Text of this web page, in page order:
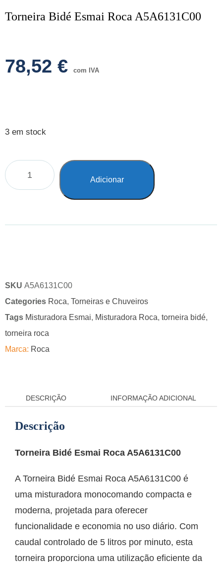
Torneira Bidé Esmai Roca A5A6131C00
78,52 € com IVA
3 em stock
Adicionar
SKU A5A6131C00
Categories Roca, Torneiras e Chuveiros
Tags Misturadora Esmai, Misturadora Roca, torneira bidé,
torneira roca
Marca: Roca
DESCRIÇÃO INFORMAÇÃO ADICIONAL
Descrição
Torneira Bidé Esmai Roca A5A6131C00
A Torneira Bidé Esmai Roca A5A6131C00 é
uma misturadora monocomando compacta e
moderna, projetada para oferecer
funcionalidade e economia no uso diário. Com
caudal controlado de 5 litros por minuto, esta
torneira proporciona uma utilização eficiente da